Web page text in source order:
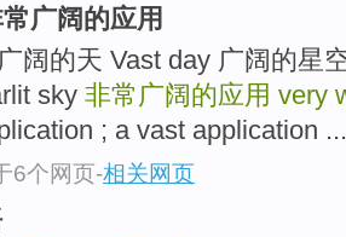
广阔的应用
阔的天 Vast day 广阔的星
sky 非常广阔的应用 very
; a vast application ...
6个网页-相关网页